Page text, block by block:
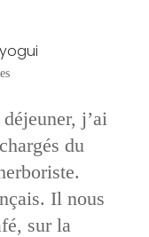
j’ai
du
Il nous
sur la